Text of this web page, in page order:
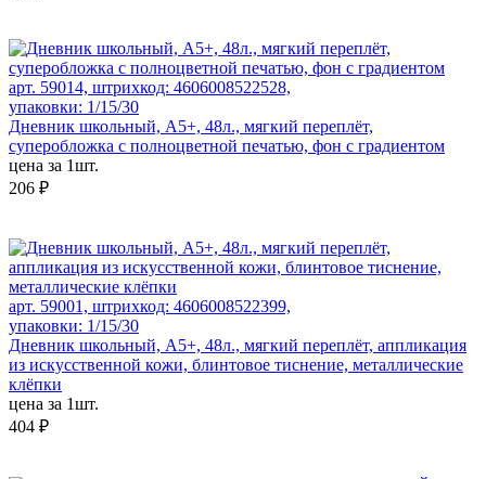
арт. 59014, штрихкод: 4606008522528,
упаковки: 1/15/30
Дневник школьный, А5+, 48л., мягкий переплёт,
суперобложка с полноцветной печатью, фон с градиентом
цена за 1шт.
206 ₽
арт. 59001, штрихкод: 4606008522399,
упаковки: 1/15/30
Дневник школьный, А5+, 48л., мягкий переплёт, аппликация
из искусственной кожи, блинтовое тиснение, металлические
клёпки
цена за 1шт.
404 ₽